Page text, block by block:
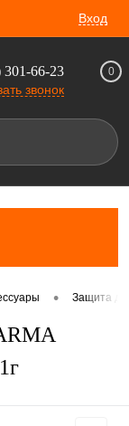
Вход
301-66-23
звонок
0
• Защита